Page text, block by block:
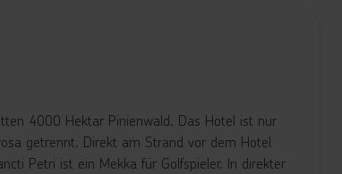
4000 Hektar Pinienwald. Das Hotel ist nur
getrennt. Direkt am Strand vor dem Hotel
Petri ist ein Mekka für Golfspieler. In direkter